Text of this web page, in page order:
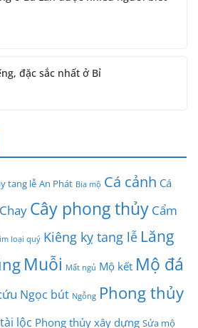
đặc sắc nhất ở Bỉ
tang lễ An Phát Bia mộ Cá cảnh Cá
Cây phong thủy Cẩm
loại quý Kiêng kỵ tang lễ Lăng
Muỗi Mất ngủ Mộ kết Mộ đá
Ngọc bút Ngỗng Phong thủy
lộc Phong thủy xây dựng Sửa mộ